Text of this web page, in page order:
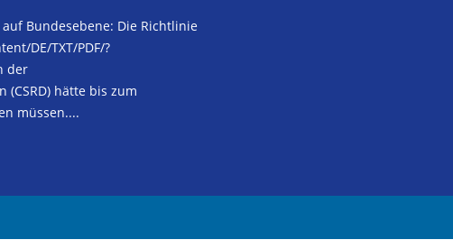
Bundesebene: Die Richtlinie
DE/TXT/PDF/?
der
hätte bis zum
müssen....